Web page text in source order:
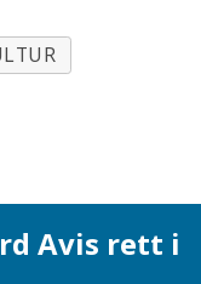
Avis rett i